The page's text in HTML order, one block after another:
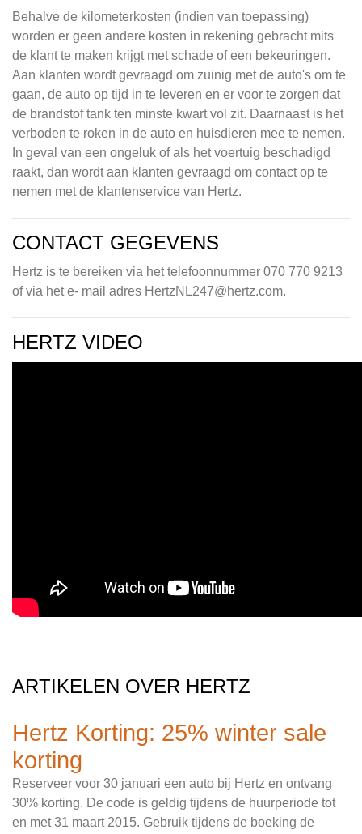
Behalve de kilometerkosten (indien van toepassing)
worden er geen andere kosten in rekening gebracht mits
de klant te maken krijgt met schade of een bekeuringen.
Aan klanten wordt gevraagd om zuinig met de auto's om te
gaan, de auto op tijd in te leveren en er voor te zorgen dat
de brandstof tank ten minste kwart vol zit. Daarnaast is het
verboden te roken in de auto en huisdieren mee te nemen.
In geval van een ongeluk of als het voertuig beschadigd
raakt, dan wordt aan klanten gevraagd om contact op te
nemen met de klantenservice van Hertz.
CONTACT GEGEVENS
Hertz is te bereiken via het telefoonnummer 070 770 9213
of via het e- mail adres HertzNL247@hertz.com.
HERTZ VIDEO
ARTIKELEN OVER HERTZ
Hertz Korting: 25% winter sale
korting
Reserveer voor 30 januari een auto bij Hertz en ontvang
30% korting. De code is geldig tijdens de huurperiode tot
en met 31 maart 2015. Gebruik tijdens de boeking de